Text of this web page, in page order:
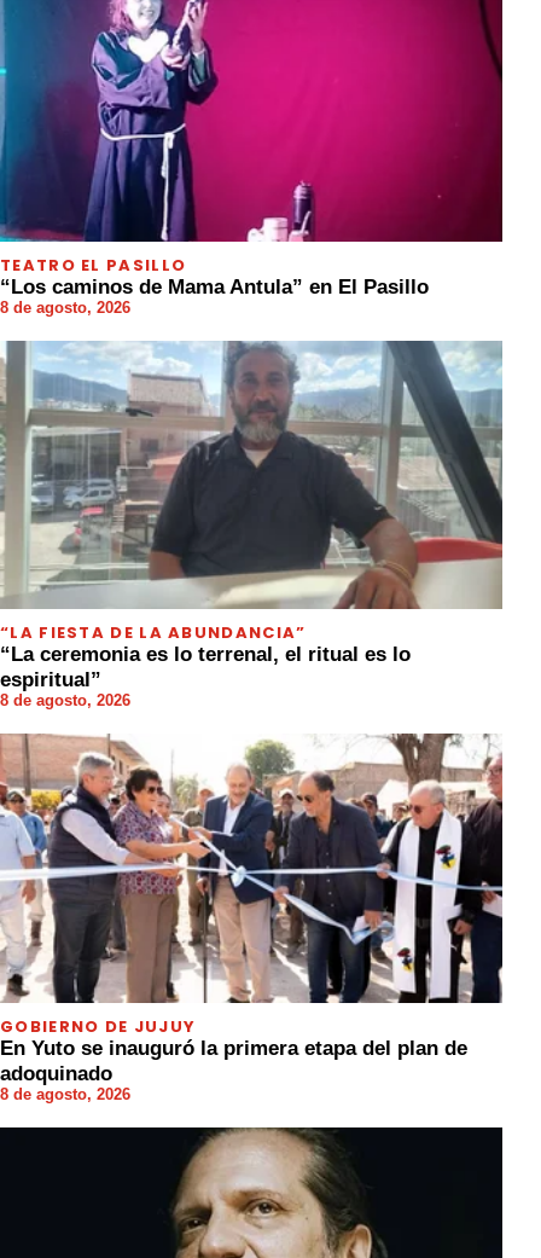
TEATRO EL PASILLO
“Los caminos de Mama Antula” en El Pasillo
8 de agosto, 2026
“LA FIESTA DE LA ABUNDANCIA”
“La ceremonia es lo terrenal, el ritual es lo
espiritual”
8 de agosto, 2026
GOBIERNO DE JUJUY
En Yuto se inauguró la primera etapa del plan de
adoquinado
8 de agosto, 2026